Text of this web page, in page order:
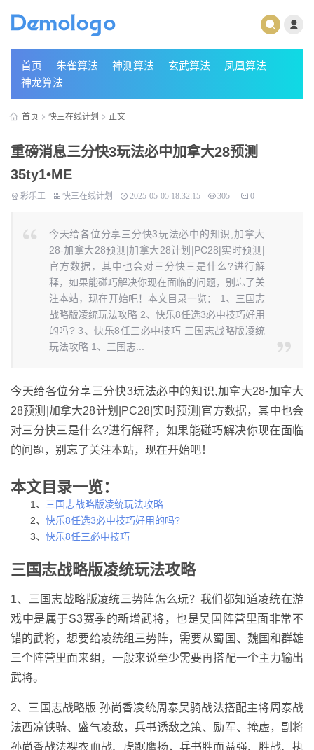
首页 朱雀算法 神测算法 玄武算法
凤凰算法
神龙算法
首页 快三在线计划 正文
重磅消息三分快3玩法必中加拿大28预测
35ty1 •ME
彩乐王 快三在线计划 2025-05-05 18:32:15 305 0
今天给各位分享三分快3玩法必中的知识,加拿大
28-加拿大28预测|加拿大28计划|PC28|实时预测|
官方数据，其中也会对三分快三是什么?进行解
释，如果能碰巧解决你现在面临的问题，别忘了关
注本站，现在开始吧！本文目录一览： 1、三国志
战略版凌统玩法攻略 2、快乐8任选3必中技巧好用
的吗? 3、快乐8任三必中技巧 三国志战略版凌统
玩法攻略 1、三国志...
今天给各位分享三分快3玩法必中的知识,加拿大28-加拿大
28预测|加拿大28计划|PC28|实时预测|官方数据，其中也会
对三分快三是什么?进行解释，如果能碰巧解决你现在面临
的问题，别忘了关注本站，现在开始吧！
本文目录一览：
1、 三国志战略版凌统玩法攻略
2、 快乐8任选3必中技巧好用的吗?
3、 快乐8任三必中技巧
三国志战略版凌统玩法攻略
1、三国志战略版凌统三势阵怎么玩？我们都知道凌统在游
戏中是属于S3赛季的新增武将，也是吴国阵营里面非常不
错的武将，想要给凌统组三势阵，需要从蜀国、魏国和群雄
三个阵营里面来组，一般来说至少需要再搭配一个主力输出
武将。
2、三国志战略版 孙尚香凌统周泰吴骑战法搭配主将周泰战
法西凉铁骑、盛气凌敌，兵书诱敌之策、励军、掩虚，副将
孙尚香战法裸衣血战、虎踞鹰扬，兵书胜而益强、胜战、执